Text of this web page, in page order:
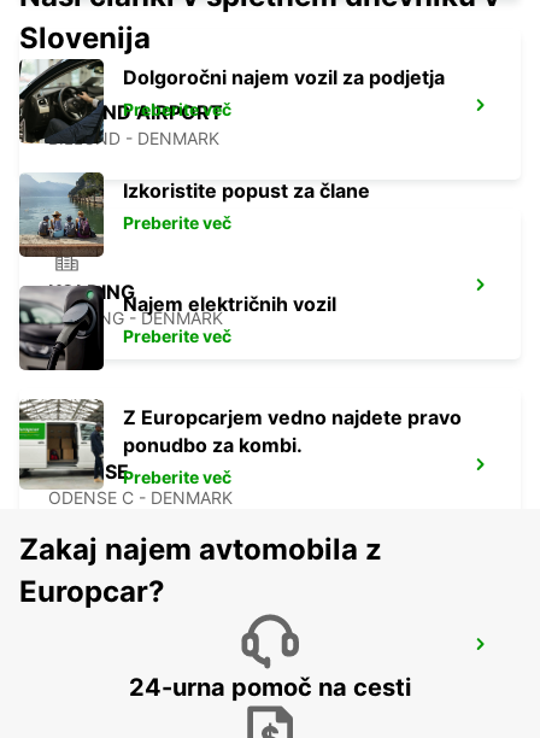
BILLUND AIRPORT
BILLUND - DENMARK
KOLDING
KOLDING - DENMARK
ODENSE
ODENSE C - DENMARK
HERNING - DENMARK
Slovenija
Dolgoročni najem vozil za podjetja
Preberite več
Izkoristite popust za člane
Preberite več
Najem električnih vozil
Preberite več
Z Europcarjem vedno najdete pravo
ponudbo za kombi.
Preberite več
Zakaj najem avtomobila z
Europcar?
24-urna pomoč na cesti